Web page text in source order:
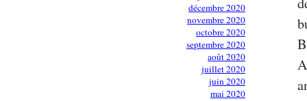
décembre 2020
novembre 2020
octobre 2020
septembre 2020
août 2020
juillet 2020
juin 2020
mai 2020